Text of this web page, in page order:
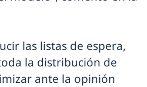
las listas de espera,
la distribución de
ante la opinión